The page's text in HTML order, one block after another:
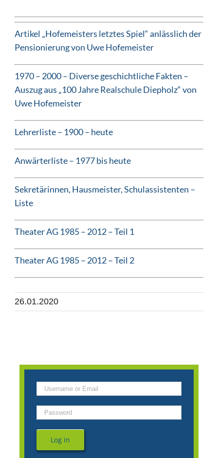
Artikel „Hofemeisters letztes Spiel“ anlässlich der
Pensionierung von Uwe Hofemeister
1970 – 2000 – Diverse geschichtliche Fakten –
Auszug aus „100 Jahre Realschule Diepholz“ von
Uwe Hofemeister
Lehrerliste – 1900 – heute
Anwärterliste – 1977 bis heute
Sekretärinnen, Hausmeister, Schulassistenten –
Liste
Theater AG 1985 – 2012 – Teil 1
Theater AG 1985 – 2012 – Teil 2
26.01.2020
Log in